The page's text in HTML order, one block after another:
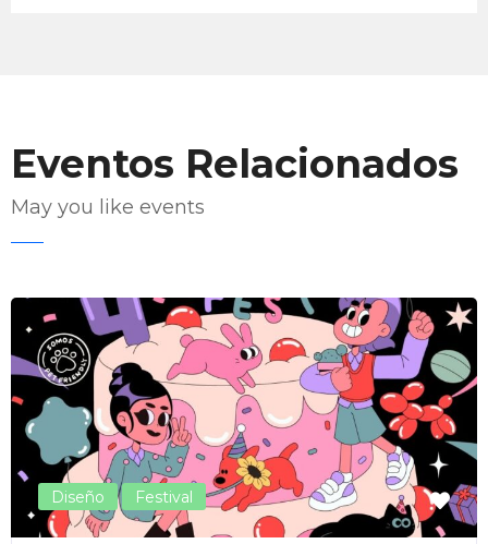
Enviar Correo
Eventos Relacionados
May you like events
Diseño Festival